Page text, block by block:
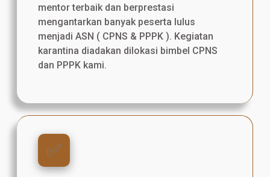
mentor terbaik dan berprestasi
mengantarkan banyak peserta lulus
menjadi ASN ( CPNS & PPPK ). Kegiatan
karantina diadakan dilokasi bimbel CPNS
dan PPPK kami.
✅️